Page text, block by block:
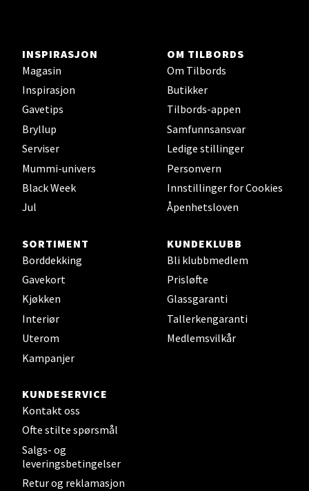
INSPIRASJON
Magasin
Inspirasjon
Gavetips
Bryllup
Serviser
Mummi-univers
Black Week
Jul
OM TILBORDS
Om Tilbords
Butikker
Tilbords-appen
Samfunnsansvar
Ledige stillinger
Personvern
Innstillinger for Cookies
Åpenhetsloven
SORTIMENT
Borddekking
Gavekort
Kjøkken
Interiør
Uterom
Kampanjer
KUNDEKLUBB
Bli klubbmedlem
Prisløfte
Glassgaranti
Tallerkengaranti
Medlemsvilkår
KUNDESERVICE
Kontakt oss
Ofte stilte spørsmål
Salgs- og
leveringsbetingelser
Retur og reklamasjon
Sortland - Sortland Storsenter
Strangata 26, 8400 Sortland
Åpent i dag 10-19
0 i butikk
Steinkjer - Thon Senter Steinkjer
Åpent i dag 10-20
0 i butikk
Leirvik - Stord